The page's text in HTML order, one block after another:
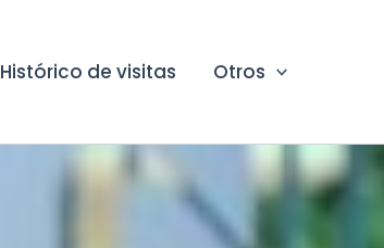
Histórico de visitas Otros